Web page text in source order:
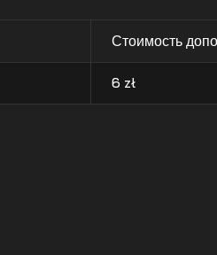
Стоимость
6 zł